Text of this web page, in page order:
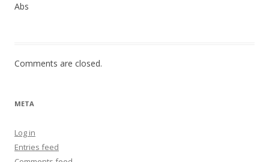
Abs
Comments are closed.
META
Log in
Entries feed